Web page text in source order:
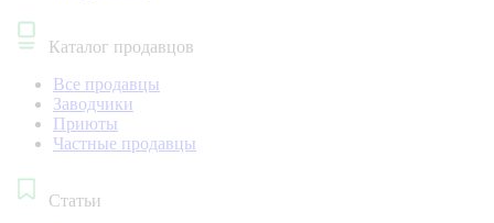
Каталог продавцов
Все продавцы
Заводчики
Приюты
Частные продавцы
Статьи